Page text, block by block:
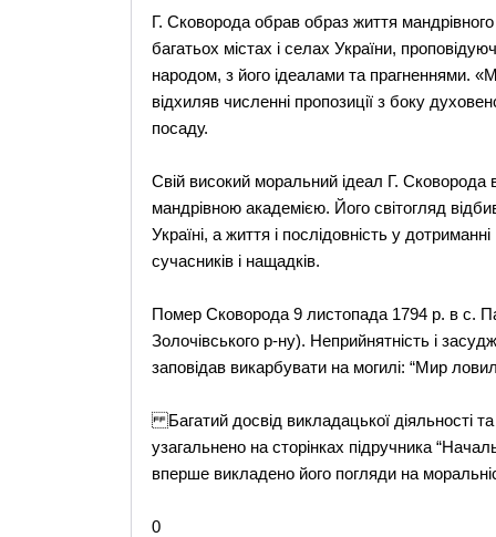
Г. Сковорода обрав образ життя
багатьох містах і селах України,
народом, з його ідеалами та прагненнями.
відхиляв численні пропозиції з боку
посаду.
Свій високий моральний ідеал Г. Сковорода
мандрівною академією. Його світогляд
Україні, а життя і послідовність у
сучасників і нащадків.
Помер Сковорода 9 листопада 1794 р. в с.
Золочівського р-ну). Неприйнятність і
заповідав викарбувати на могилі: “Мир
Багатий досвід викладацької діяльності
узагальнено на сторінках підручника
вперше викладено його погляди на
0